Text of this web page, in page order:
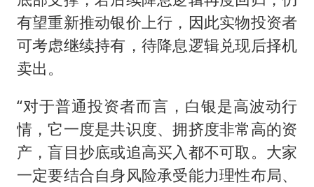
有望重新推动银价上行，因此实物投资者
可考虑继续持有，待降息逻辑兑现后择机
卖出。
“对于普通投资者而言，白银是高波动行
情，它一度是共识度、拥挤度非常高的资
产，盲目抄底或追高买入都不可取。大家
一定要结合自身风险承受能力理性布局、